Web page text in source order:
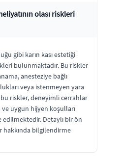
olası riskleri
gibi karın kası estetiği
bulunmaktadır. Bu riskler
anesteziye bağlı
veya istenmeyen yara
riskler, deneyimli cerrahlar
ve uygun hijyen koşulları
edilmektedir. Detaylı bir ön
hakkında bilgilendirme